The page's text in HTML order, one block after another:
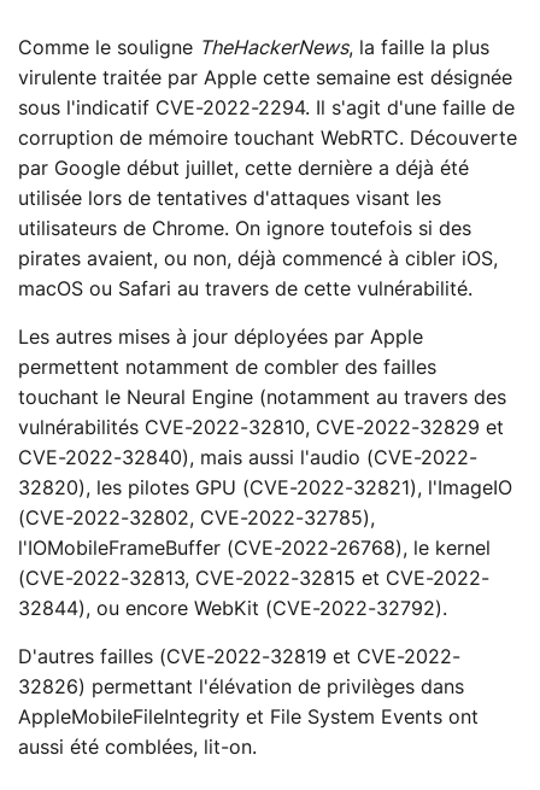
Comme le souligne TheHackerNews, la faille la plus
virulente traitée par Apple cette semaine est désignée
sous l'indicatif CVE-2022-2294. Il s'agit d'une faille de
corruption de mémoire touchant WebRTC. Découverte
par Google début juillet, cette dernière a déjà été
utilisée lors de tentatives d'attaques visant les
utilisateurs de Chrome. On ignore toutefois si des
pirates avaient, ou non, déjà commencé à cibler iOS,
macOS ou Safari au travers de cette vulnérabilité.
Les autres mises à jour déployées par Apple
permettent notamment de combler des failles
touchant le Neural Engine (notamment au travers des
vulnérabilités CVE-2022-32810, CVE-2022-32829 et
CVE-2022-32840), mais aussi l'audio (CVE-2022-
32820), les pilotes GPU (CVE-2022-32821), l'ImageIO
(CVE-2022-32802, CVE-2022-32785),
l'IOMobileFrameBuffer (CVE-2022-26768), le kernel
(CVE-2022-32813, CVE-2022-32815 et CVE-2022-
32844), ou encore WebKit (CVE-2022-32792).
D'autres failles (CVE-2022-32819 et CVE-2022-
32826) permettant l'élévation de privilèges dans
AppleMobileFileIntegrity et File System Events ont
aussi été comblées, lit-on.